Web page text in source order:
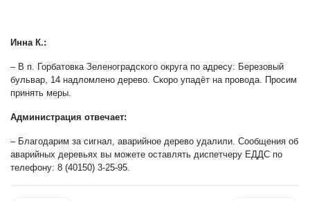
Инна К.:
– В п. Горбатовка Зеленоградского округа по адресу: Березовый
бульвар, 14 надломлено дерево. Скоро упадёт на провода. Просим
принять меры.
Администрация отвечает:
– Благодарим за сигнал, аварийное дерево удалили. Сообщения об
аварийных деревьях вы можете оставлять диспетчеру ЕДДС по
телефону: 8 (40150) 3-25-95.